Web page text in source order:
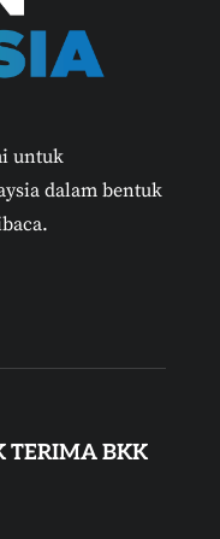
untuk
dalam bentuk
TERIMA BKK